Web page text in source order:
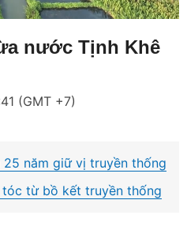
nước Tịnh Khê
(GMT +7)
25 năm giữ vị truyền thống
tóc từ bồ kết truyền thống